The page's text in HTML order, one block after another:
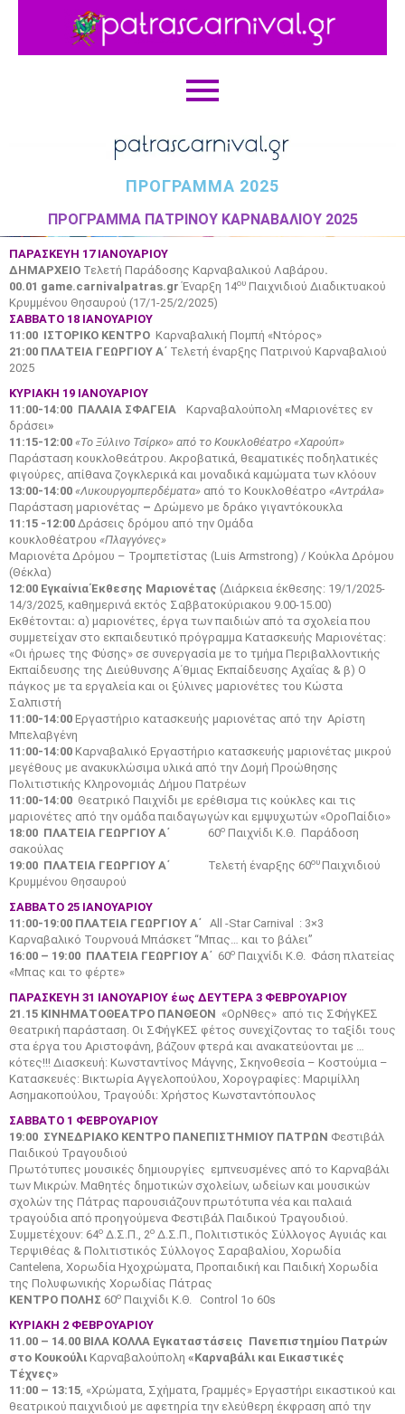
ΠΡΟΓΡΑΜΜΑ 2025
ΠΡΟΓΡΑΜΜΑ ΠΑΤΡΙΝΟΥ ΚΑΡΝΑΒΑΛΙΟΥ 2025
ΠΑΡΑΣΚΕΥΗ 17 ΙΑΝΟΥΑΡΙΟΥ
ΔΗΜΑΡΧΕΙΟ Τελετή Παράδοσης Καρναβαλικού Λαβάρου.
00.01 game.carnivalpatras.gr Έναρξη 14ου Παιχνιδιού Διαδικτυακού
Κρυμμένου Θησαυρού (17/1-25/2/2025)
ΣΑΒΒΑΤΟ 18 ΙΑΝΟΥΑΡΙΟΥ
11:00 IΣTOΡΙΚΟ ΚΕΝΤΡΟ Καρναβαλική Πομπή «Ντόρος»
21:00 ΠΛΑΤΕΙΑ ΓΕΩΡΓΙΟΥ Α΄ Τελετή έναρξης Πατρινού Καρναβαλιού
2025
KYΡΙΑΚΗ 19 ΙΑΝΟΥΑΡΙΟΥ
11:00-14:00 ΠΑΛΑΙΑ ΣΦΑΓΕΙΑ
Καρναβαλούπολη «Μαριονέτες εν
δράσει »
11:15-12:00 «Το Ξύλινο Τσίρκο» από το Κουκλοθέατρο «Χαρούπ»
Παράσταση κουκλοθεάτρου. Ακροβατικά, θεαματικές ποδηλατικές
φιγούρες, απίθανα ζογκλερικά και μοναδικά καμώματα των κλόουν
13:00-14:00 «Λυκουργομπερδέματα» από το Κουκλοθέατρο «Αντράλα»
Παράσταση μαριονέτας – Δρώμενο με δράκο γιγαντόκουκλα
11:15 -12:00 Δράσεις δρόμου από την Ομάδα
κουκλοθέατρου «Πλαγγόνες»
Μαριονέτα Δρόμου – Τρομπετίστας (Luis Armstrong) / Κούκλα Δρόμου
(Θέκλα)
12:00 Εγκαίνια Έκθεσης Μαριονέτας (Διάρκεια έκθεσης: 19/1/2025-
14/3/2025, καθημερινά εκτός Σαββατοκύριακου 9.00-15.00)
Εκθέτονται : α) μαριονέτες, έργα των παιδιών από τα σχολεία που
συμμετείχαν στο εκπαιδευτικό πρόγραμμα Κατασκευής Μαριονέτας:
«Οι ήρωες της Φύσης» σε συνεργασία με το τμήμα Περιβαλλοντικής
Εκπαίδευσης της Διεύθυνσης Α΄θμιας Εκπαίδευσης Αχαΐας & β) Ο
πάγκος με τα εργαλεία και οι ξύλινες μαριονέτες του Κώστα
Σαλπιστή
11:00-14:00 Εργαστήριο κατασκευής μαριονέτας από την Αρίστη
Μπελαβγένη
11:00-14:00 Καρναβαλικό Εργαστήριο κατασκευής μαριονέτας μικρού
μεγέθους με ανακυκλώσιμα υλικά από την Δομή Προώθησης
Πολιτιστικής Κληρονομιάς Δήμου Πατρέων
11:00-14:00 Θεατρικό Παιχνίδι με ερέθισμα τις κούκλες και τις
μαριονέτες από την ομάδα παιδαγωγών και εμψυχωτών «ΟροΠαίδιο»
18:00 ΠΛΑΤΕΙΑ ΓΕΩΡΓΙΟΥ Α΄ 60ο Παιχνίδι Κ.Θ. Παράδοση
σακούλας
19:00 ΠΛΑΤΕΙΑ ΓΕΩΡΓΙΟΥ Α΄ Τελετή έναρξης 60ου Παιχνιδιού
Κρυμμένου Θησαυρού
ΣΑΒΒΑΤΟ 25 ΙΑΝΟΥΑΡΙΟΥ
11:00-19:00 ΠΛΑΤΕΙΑ ΓΕΩΡΓΙΟΥ Α΄ All -Star Carnival : 3×3
Καρναβαλικό Τουρνουά Μπάσκετ “Μπας… και το βάλει”
16:00 – 19:00 ΠΛΑΤΕΙΑ ΓΕΩΡΓΙΟΥ Α΄ 60ο Παιχνίδι Κ.Θ. Φάση πλατείας
«Μπας και το φέρτε»
ΠΑΡΑΣΚΕΥΗ 31 ΙΑΝΟΥΑΡΙΟΥ έως ΔΕΥΤΕΡΑ 3 ΦΕΒΡΟΥΑΡΙΟΥ
21.15 ΚΙΝΗΜΑΤΟΘΕΑΤΡΟ ΠΑΝΘΕΟΝ «ΟρΝθες» από τις ΣΦήγΚΕΣ
Θεατρική παράσταση. Οι ΣΦήγΚΕΣ φέτος συνεχίζοντας το ταξίδι τους
στα έργα του Αριστοφάνη, βάζουν φτερά και ανακατεύονται με …
κότες!!! Διασκευή: Κωνσταντίνος Μάγνης, Σκηνοθεσία – Κοστούμια –
Κατασκευές: Βικτωρία Αγγελοπούλου, Χορογραφίες: Μαριμίλλη
Ασημακοπούλου, Τραγούδι: Χρήστος Κωνσταντόπουλος
ΣΑΒΒΑΤΟ 1 ΦΕΒΡΟΥΑΡΙΟΥ
19:00 ΣΥΝΕΔΡΙΑΚΟ ΚΕΝΤΡΟ ΠΑΝΕΠΙΣΤΗΜΙΟΥ ΠΑΤΡΩΝ Φεστιβάλ
Παιδικού Τραγουδιού
Πρωτότυπες μουσικές δημιουργίες εμπνευσμένες από το Καρναβάλι
των Μικρών. Μαθητές δημοτικών σχολείων, ωδείων και μουσικών
σχολών της Πάτρας παρουσιάζουν πρωτότυπα νέα και παλαιά
τραγούδια από προηγούμενα Φεστιβάλ Παιδικού Τραγουδιού.
Συμμετέχουν: 64ο Δ.Σ.Π., 2ο Δ.Σ.Π., Πολιτιστικός Σύλλογος Αγυιάς και
Τερψιθέας & Πολιτιστικός Σύλλογος Σαραβαλίου, Χορωδία
Cantelena, Χορωδία Ηχοχρώματα, Προπαιδική και Παιδική Χορωδία
της Πολυφωνικής Χορωδίας Πάτρας
ΚΕΝΤΡΟ ΠΟΛΗΣ 60ο Παιχνίδι Κ.Θ. Control 1ο 60s
ΚΥΡΙΑΚΗ 2 ΦΕΒΡΟΥΑΡΙΟΥ
11.00 – 14.00 ΒΙΛΑ ΚΟΛΛΑ Εγκαταστάσεις Πανεπιστημίου Πατρών
στο Κουκούλι Καρναβαλούπολη «Καρναβάλι και Εικαστικές
Τέχνες»
11:00 – 13:15 , «Χρώματα, Σχήματα, Γραμμές» Εργαστήρι εικαστικού και
θεατρικού παιχνιδιού με αφετηρία την ελεύθερη έκφραση από την